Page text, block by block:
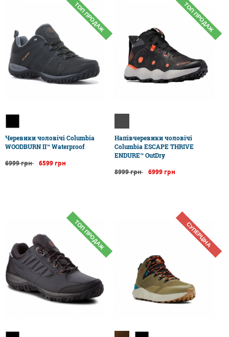
ТОП ПРОДАЖ
Черевики чоловічі Columbia
WOODBURN II™ Waterproof
6999 грн 6599 грн
ТОП ПРОДАЖ
Напівчеревики чоловічі
Columbia ESCAPE THRIVE
ENDURE™ OutDry
8999 грн 6999 грн
ТОП ПРОДАЖ СУПЕРЦІНА